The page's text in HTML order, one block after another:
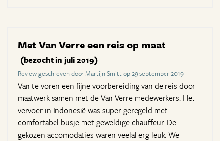
Met Van Verre een reis op maat
(bezocht in juli 2019)
Review geschreven door Martijn Smitt op 29 september 2019
Van te voren een fijne voorbereiding van de reis door
maatwerk samen met de Van Verre medewerkers. Het
vervoer in Indonesië was super geregeld met
comfortabel busje met geweldige chauffeur. De
gekozen accomodaties waren veelal erg leuk. We